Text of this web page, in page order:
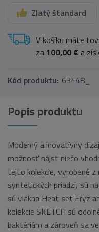
Zlatý štandard
V košíku máte
za 100,00 € a
Kód produktu: 63448_
Popis produktu
Moderný a inovatívny
možnosť nájsť niečo
tejto kolekcie, vyrobené z
syntetických priadzí, sú
sú vlákna Heat set Fryz
kolekcie SKETCH sú
baktériám a zároveň sa